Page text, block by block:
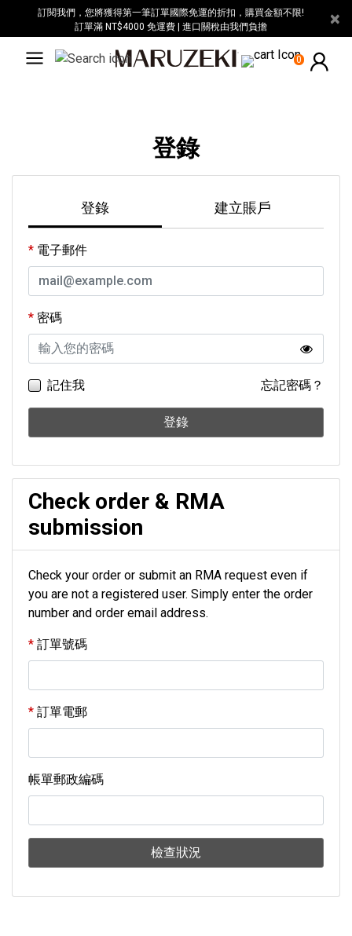
障
訂閱我們，您將獲得第一筆訂單國際免運的折扣，購買金額不限!
訂單滿 NT$4000 免運費 | 進口關稅由我們負擔
×
0
登錄
登錄 建立賬戶
電子郵件
密碼
記住我 忘記密碼？
登錄
Check order & RMA
submission
Check your order or submit an RMA request even if
you are not a registered user. Simply enter the order
number and order email address.
訂單號碼
訂單電郵
帳單郵政編碼
檢查狀況